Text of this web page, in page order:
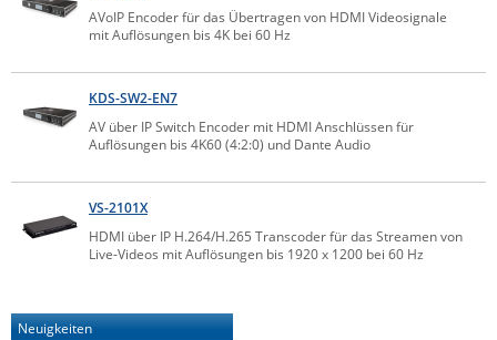
Teltonika
WATTECO
ZPE Systems
News zu unseren Herstellern
AVoIP Encoder für das Übertragen von HDMI Videosignale
mit Auflösungen bis 4K bei 60 Hz
KDS-SW2-EN7
AV über IP Switch Encoder mit HDMI Anschlüssen für
Auflösungen bis 4K60 (4:2:0) und Dante Audio
VS-2101X
HDMI über IP H.264/H.265 Transcoder für das Streamen von
Live-Videos mit Auflösungen bis 1920 x 1200 bei 60 Hz
Neuigkeiten